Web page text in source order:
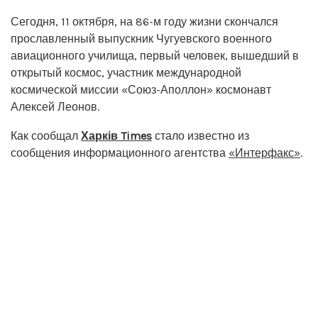
Сегодня, 11 октября, на 86-м году жизни скончался
прославленный выпускник Чугуевского военного
авиационного училища, первый человек, вышедший в
открытый космос, участник международной
космической миссии «Союз-Аполлон» космонавт
Алексей Леонов.
Как сообщал Харків Times стало известно из
сообщения информационного агентства «Интерфакс».